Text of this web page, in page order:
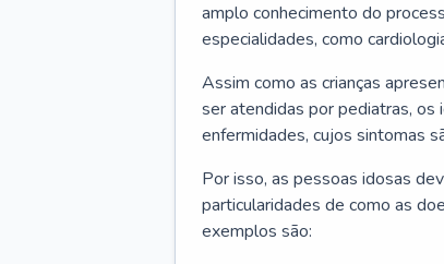
amplo conhecimento do
especialidades, como
Assim como as crianças
ser atendidas por pediatras,
enfermidades, cujos sintomas
Por isso, as pessoas idosas
particularidades de como as
exemplos são: